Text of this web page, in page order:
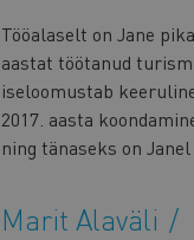
Tööalaselt on Jane
aastat töötanud
iseloomustab
2017. aasta
ning tänaseks on
Marit Alaväli